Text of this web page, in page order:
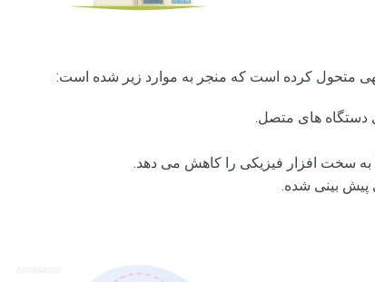
متحول کرده است که منجر به موارد زیر شده است:
دستگاه های متصل.
به سخت افزار فیزیکی را کاهش می دهد.
پیش بینی شده.